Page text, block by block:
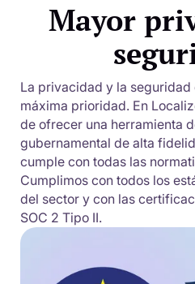
Mayor
La privacidad y la seguridad
máxima prioridad. En
de ofrecer una herramienta
gubernamental de alta
cumple con todas las
Cumplimos con todos los
del sector y con las
SOC 2 Tipo II.